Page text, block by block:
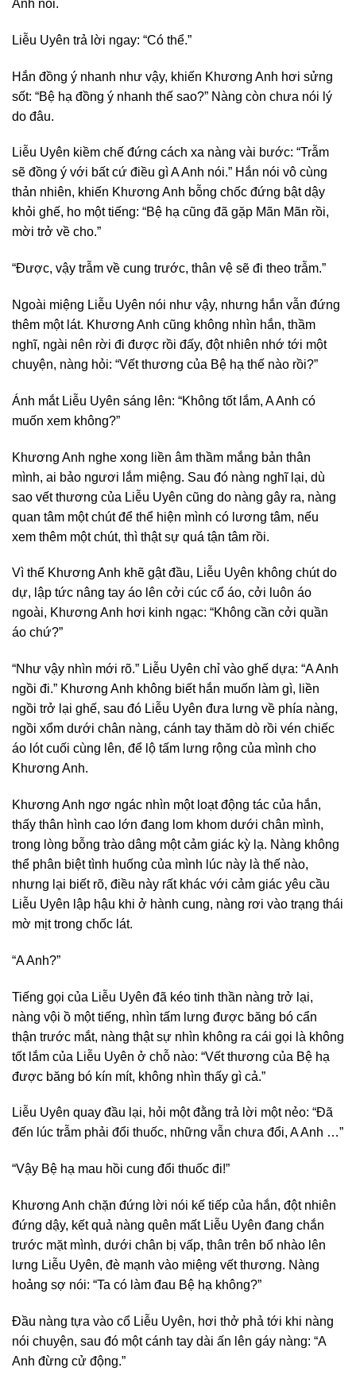
Anh nói.
Liễu Uyên trả lời ngay: “Có thể.”
Hắn đồng ý nhanh như vậy, khiến Khương Anh hơi sửng
sốt: “Bệ hạ đồng ý nhanh thế sao?” Nàng còn chưa nói lý
do đâu.
Liễu Uyên kiềm chế đứng cách xa nàng vài bước: “Trẫm
sẽ đồng ý với bất cứ điều gì A Anh nói.” Hắn nói vô cùng
thản nhiên, khiến Khương Anh bỗng chốc đứng bật dậy
khỏi ghế, ho một tiếng: “Bệ hạ cũng đã gặp Mãn Mãn rồi,
mời trở về cho.”
“Được, vậy trẫm về cung trước, thân vệ sẽ đi theo trẫm.”
Ngoài miệng Liễu Uyên nói như vậy, nhưng hắn vẫn đứng
thêm một lát. Khương Anh cũng không nhìn hắn, thầm
nghĩ, ngài nên rời đi được rồi đấy, đột nhiên nhớ tới một
chuyện, nàng hỏi: “Vết thương của Bệ hạ thế nào rồi?”
Ánh mắt Liễu Uyên sáng lên: “Không tốt lắm, A Anh có
muốn xem không?”
Khương Anh nghe xong liền âm thầm mắng bản thân
mình, ai bảo ngươi lắm miệng. Sau đó nàng nghĩ lại, dù
sao vết thương của Liễu Uyên cũng do nàng gây ra, nàng
quan tâm một chút để thể hiện mình có lương tâm, nếu
xem thêm một chút, thì thật sự quá tận tâm rồi.
Vì thế Khương Anh khẽ gật đầu, Liễu Uyên không chút do
dự, lập tức nâng tay áo lên cởi cúc cổ áo, cởi luôn áo
ngoài, Khương Anh hơi kinh ngạc: “Không cần cởi quần
áo chứ?”
“Như vậy nhìn mới rõ.” Liễu Uyên chỉ vào ghế dựa: “A Anh
ngồi đi.” Khương Anh không biết hắn muốn làm gì, liền
ngồi trở lại ghế, sau đó Liễu Uyên đưa lưng về phía nàng,
ngồi xổm dưới chân nàng, cánh tay thăm dò rồi vén chiếc
áo lót cuối cùng lên, để lộ tấm lưng rộng của mình cho
Khương Anh.
Khương Anh ngơ ngác nhìn một loạt động tác của hắn,
thấy thân hình cao lớn đang lom khom dưới chân mình,
trong lòng bỗng trào dâng một cảm giác kỳ lạ. Nàng không
thể phân biệt tình huống của mình lúc này là thế nào,
nhưng lại biết rõ, điều này rất khác với cảm giác yêu cầu
Liễu Uyên lập hậu khi ở hành cung, nàng rơi vào trạng thái
mờ mịt trong chốc lát.
“A Anh?”
Tiếng gọi của Liễu Uyên đã kéo tinh thần nàng trở lại,
nàng vội ồ một tiếng, nhìn tấm lưng được băng bó cẩn
thận trước mắt, nàng thật sự nhìn không ra cái gọi là không
tốt lắm của Liễu Uyên ở chỗ nào: “Vết thương của Bệ hạ
được băng bó kín mít, không nhìn thấy gì cả.”
Liễu Uyên quay đầu lại, hỏi một đằng trả lời một nẻo: “Đã
đến lúc trẫm phải đổi thuốc, những vẫn chưa đổi, A Anh …”
“Vậy Bệ hạ mau hồi cung đổi thuốc đi!”
Khương Anh chặn đứng lời nói kế tiếp của hắn, đột nhiên
đứng dậy, kết quả nàng quên mất Liễu Uyên đang chắn
trước mặt mình, dưới chân bị vấp, thân trên bổ nhào lên
lưng Liễu Uyên, đè mạnh vào miệng vết thương. Nàng
hoảng sợ nói: “Ta có làm đau Bệ hạ không?”
Đầu nàng tựa vào cổ Liễu Uyên, hơi thở phả tới khi nàng
nói chuyện, sau đó một cánh tay dài ấn lên gáy nàng: “A
Anh đừng cử động.”